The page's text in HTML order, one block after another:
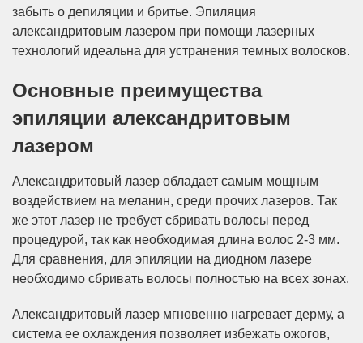
забыть о депиляции и бритье. Эпиляция
александритовым лазером при помощи лазерных
технологий идеальна для устранения темных волосков.
Основные преимущества
эпиляции александритовым
лазером
Александритовый лазер обладает самым мощным
воздействием на меланин, среди прочих лазеров. Так
же этот лазер не требует сбривать волосы перед
процедурой, так как необходимая длина волос 2-3 мм.
Для сравнения, для эпиляции на диодном лазере
необходимо сбривать волосы полностью на всех зонах.
Александритовый лазер мгновенно нагревает дерму, а
система ее охлаждения позволяет избежать ожогов,